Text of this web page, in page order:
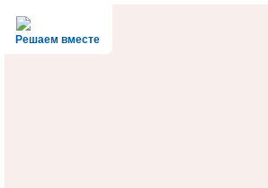
Решаем вместе